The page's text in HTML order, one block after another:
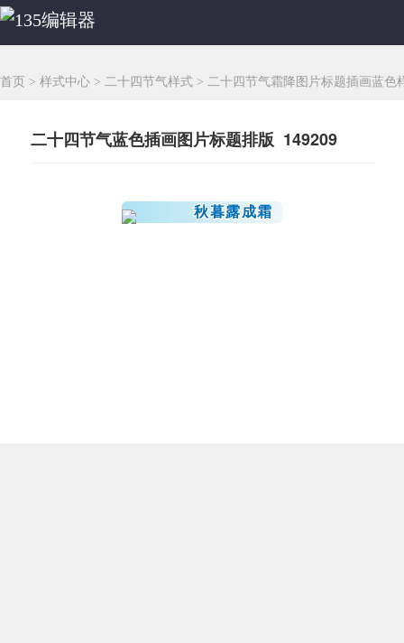
首页 > 样式中心 > 二十四节气样式 > 二十四节气霜降图片标题插画蓝色
二十四节气蓝色插画图片标题排版 149209
秋暮露成霜